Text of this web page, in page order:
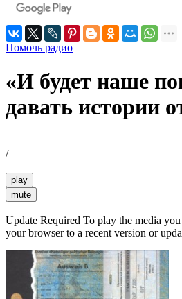
Помочь радио
«И будет наше
давать истории
/
play
mute
Update Required To play the media
your browser to a recent version or